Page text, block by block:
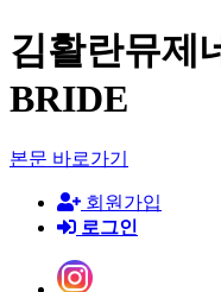
김활란뮤제
BRIDE
본문 바로가기
회원가입
로그인